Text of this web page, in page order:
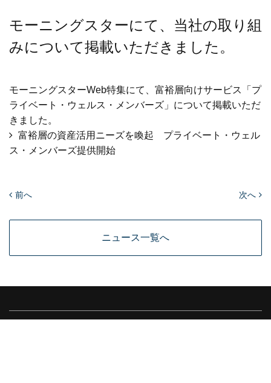
モーニングスターにて、当社の取り組
みについて掲載いただきました。
モーニングスターWeb特集にて、富裕層向けサービス「プ
ライベート・ウェルス・メンバーズ」について掲載いただ
きました。
富裕層の資産活用ニーズを喚起 プライベート・ウェル
ス・メンバーズ提供開始
前へ 次へ
ニュース一覧へ